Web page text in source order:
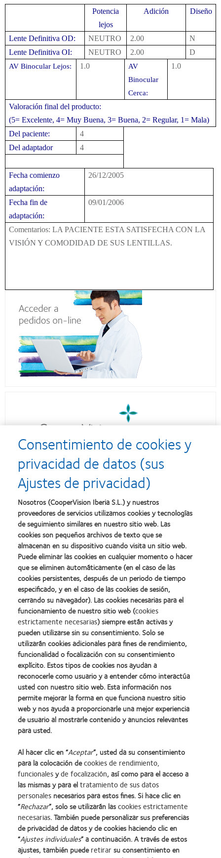
Potencia
lejos
Adición Diseño
Lente Definitiva OD: NEUTRO 2.00
N
Lente Definitiva OI:
NEUTRO 2.00 D
AV Binocular Lejos: 1.0
AV
Binocular
Cerca:
1.0
Valoración final del producto:
(5= Excelente, 4= Muy Buena, 3= Buena, 2= Regular, 1= Mala)
Del paciente:
4
Del adaptador
4
Fecha comienzo
adaptación:
26/12/2005
Fecha fin de
adaptación:
09/01/2006
Comentarios:LA PACIENTE ESTA SATISFECHA CONLA
VISIÓN Y COMODIDAD DE SUS LENTILLAS.
Learn
more
about
Premio
Silmo
d’Or
Learn
more
about
2012
y
2010:
Learn
more
about
2011:
Premios
a
Learn
more
about
2011:
Premio
a
Learn
more
about
2012:
Premio
Manufacturing
Learn
more
about
2012
Premio
internacional
Learn
more
about
Consentimiento de cookies y
privacidad de datos (sus
Ajustes de privacidad)
Nosotros (CooperVision Iberia S.L.) y nuestros
proveedores de servicios utilizamos cookies y tecnologías
de seguimiento similares en nuestro sitio web. Las
cookies son pequeños archivos de texto que se
almacenan en su dispositivo cuando visita un sitio web.
Puede eliminar las cookies en cualquier momento o hacer
que se eliminen automáticamente (en el caso de las
cookies persistentes, después de un periodo de tiempo
especificado, y en el caso de las cookies de sesión,
cerrando su navegador). Las cookies necesarias para el
funcionamiento de nuestro sitio web (cookies
estrictamente necesarias) siempre están activas y
pueden utilizarse sin su consentimiento. Solo se
utilizarán cookies adicionales para fines de rendimiento,
funcionalidad o focalización con su consentimiento
explícito. Estos tipos de cookies nos ayudan a
reconocerle como usuario y a entender cómo interactúa
usted con nuestro sitio web. Esta información nos
permite mejorar la forma en que funciona nuestro sitio
web y nos ayuda a proporcionarle una mejor experiencia
de usuario al mostrarle contenido y anuncios relevantes
para usted.
Al hacer clic en “Aceptar”, usted da su consentimiento
para la colocación decookies de rendimiento,
funcionalesyde focalización, así como para el acceso a
las mismas y para eltratamiento de sus datos
personales necesarios para estos fines. Si hace clic en
“Rechazar”, solo se utilizarán lascookies estrictamente
necesarias. También puede personalizar sus preferencias
de privacidad de datos y de cookies haciendo clic en
“Ajustes individuales” a continuación. A través de estos
ajustes, también puederetirarsu consentimiento en